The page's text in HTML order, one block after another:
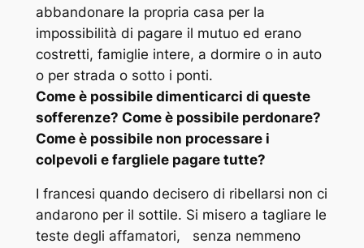
abbandonare la propria casa per la
impossibilità di pagare il mutuo ed erano
costretti, famiglie intere, a dormire o in auto
o per strada o sotto i ponti.
Come è possibile dimenticarci di queste
sofferenze? Come è possibile perdonare?
Come è possibile non processare i
colpevoli e fargliele pagare tutte?
I francesi quando decisero di ribellarsi non ci
andarono per il sottile. Si misero a tagliare le
teste degli affamatori, senza nemmeno